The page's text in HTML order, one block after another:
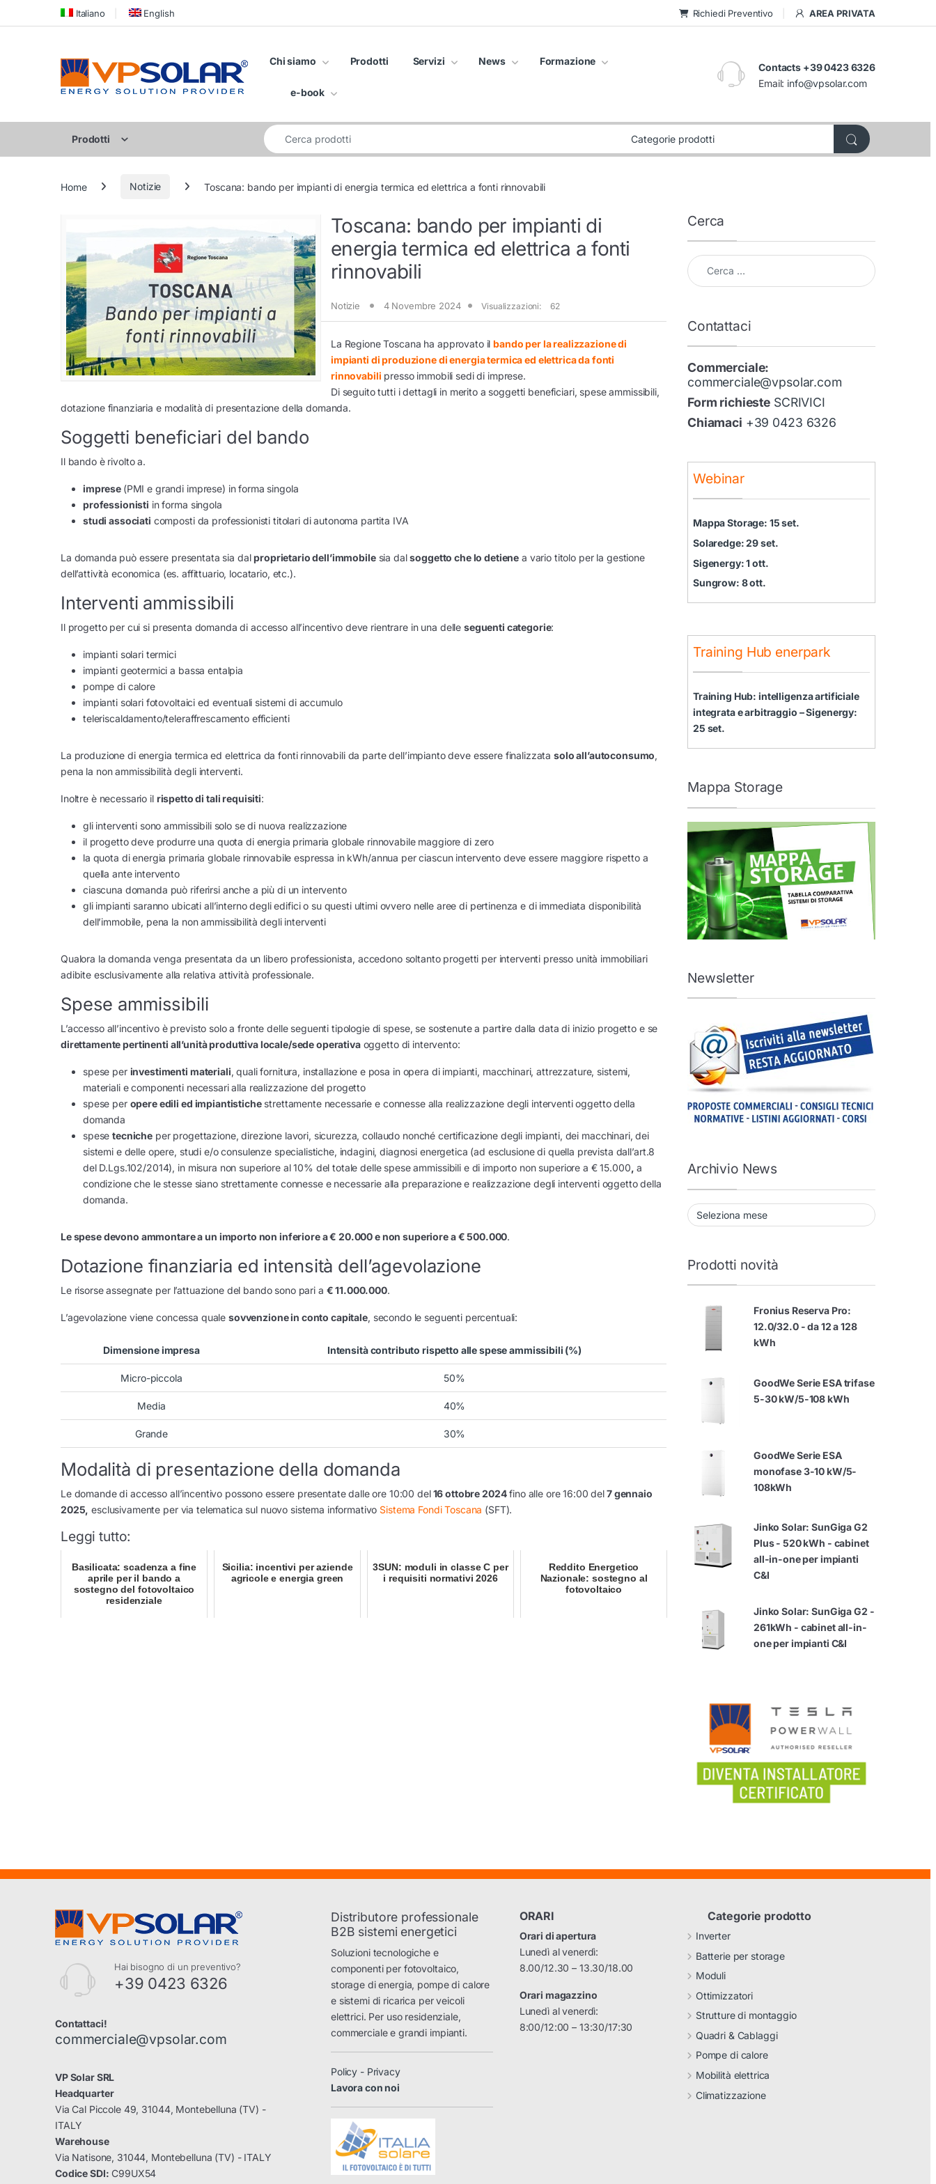
Skip to navigation
Skip to content Italiano English Richiedi Preventivo AREA PRIVATA
Chi siamo Prodotti Servizi News Formazione
e-book
Contacts +39 0423 6326
Email: info@vpsolar.com
Prodotti
Cerca per:
Home Notizie Toscana: bando per impianti di energia termica ed elettrica a fonti rinnovabili
Toscana: bando per impianti di
energia termica ed elettrica a fonti
rinnovabili
Notizie 4 Novembre 2024 Visualizzazioni: 62
La Regione Toscana ha approvato ilbando per la realizzazione di
impianti di produzione di energia termica ed elettrica da fonti
rinnovabili presso immobili sedi di imprese.
Di seguito tutti i dettagli in merito a soggetti beneficiari, spese ammissibili,
dotazione finanziaria e modalità di presentazione della domanda.
Soggetti beneficiari del bando
Il bando è rivolto a.
imprese (PMI e grandi imprese) in forma singola
professionisti in forma singola
studi associati composti da professionisti titolari di autonoma partita IVA
La domanda può essere presentata sia dalproprietario dell’immobilesia dalsoggetto che lo detiene a vario titolo per la gestione
dell’attività economica (es. affittuario, locatario, etc.).
Interventi ammissibili
Il progetto per cui si presenta domanda di accesso all’incentivo deve rientrare in una delle seguenti categorie:
impianti solari termici
impianti geotermici a bassa entalpia
pompe di calore
impianti solari fotovoltaici ed eventuali sistemi di accumulo
teleriscaldamento/teleraffrescamento efficienti
La produzione di energia termica ed elettrica da fonti rinnovabili da parte dell’impianto deve essere finalizzatasolo all’autoconsumo,
pena la non ammissibilità degli interventi.
Inoltre è necessario il rispetto di tali requisiti:
gli interventi sono ammissibili solo se di nuova realizzazione
il progetto deve produrre una quota di energia primaria globale rinnovabile maggiore di zero
la quota di energia primaria globale rinnovabile espressa in kWh/annua per ciascun intervento deve essere maggiore rispetto a
quella ante intervento
ciascuna domanda può riferirsi anche a più di un intervento
gli impianti saranno ubicati all’interno degli edifici o su questi ultimi ovvero nelle aree di pertinenza e di immediata disponibilità
dell’immobile, pena la non ammissibilità degli interventi
Qualora la domanda venga presentata da un libero professionista, accedono soltanto progetti per interventi presso unità immobiliari
adibite esclusivamente alla relativa attività professionale.
Spese ammissibili
L’accesso all’incentivo è previsto solo a fronte delle seguenti tipologie di spese, se sostenute a partire dalla data di inizio progetto e se
direttamente pertinenti all’unità produttiva locale/sede operativaoggetto di intervento:
spese per investimenti materiali, quali fornitura, installazione e posa in opera di impianti, macchinari, attrezzature, sistemi,
materiali e componenti necessari alla realizzazione del progetto
spese per opere edili ed impiantistichestrettamente necessarie e connesse alla realizzazione degli interventi oggetto della
domanda
spesetecniche per progettazione, direzione lavori, sicurezza, collaudo nonché certificazione degli impianti, dei macchinari, dei
sistemi e delle opere, studi e/o consulenze specialistiche, indagini, diagnosi energetica (ad esclusione di quella prevista dall’art.8
del D.Lgs.102/2014), in misura non superiore al 10% del totale delle spese ammissibili e di importo non superiore a € 15.000, a
condizione che le stesse siano strettamente connesse e necessarie alla preparazione e realizzazione degli interventi oggetto della
domanda.
Le spese devono ammontare a un importo non inferiore a € 20.000 e non superiore a € 500.000.
Dotazione finanziaria ed intensità dell’agevolazione
Le risorse assegnate per l’attuazione del bando sono pari a € 11.000.000.
L’agevolazione viene concessa quale sovvenzione in conto capitale, secondo le seguenti percentuali:
Dimensione impresa Intensità contributo rispetto alle spese ammissibili (%)
Micro-piccola 50%
Media 40%
Grande 30%
Modalità di presentazione della domanda
Le domande di accesso all’incentivo possono essere presentate dalle ore 10:00 del16 ottobre 2024fino alle ore 16:00 del7 gennaio
2025, esclusivamente per via telematica sul nuovo sistema informativo Sistema Fondi Toscana (SFT).
Leggi tutto:
Basilicata: scadenza a fine
aprile per il bando a
sostegno del fotovoltaico
residenziale
Sicilia: incentivi per aziende
agricole e energia green
3SUN: moduli in classe C per
i requisiti normativi 2026
Reddito Energetico
Nazionale: sostegno al
fotovoltaico
Cerca
Cerca per:
Contattaci
Commerciale:
commerciale@vpsolar.com
Form richieste SCRIVICI
Chiamaci +39 0423 6326
Webinar
Mappa Storage: 15 set.
Solaredge: 29 set.
Sigenergy: 1 ott.
Sungrow: 8 ott.
Training Hub enerpark
Training Hub: intelligenza artificiale
integrata e arbitraggio – Sigenergy:
25 set.
Mappa Storage
Newsletter
Archivio News
Archivio News
Prodotti novità
Fronius Reserva Pro:
12.0/32.0 - da 12 a 128
kWh
GoodWe Serie ESA trifase
5-30 kW/5-108 kWh
GoodWe Serie ESA
monofase 3-10 kW/5-
108kWh
Jinko Solar: SunGiga G2
Plus - 520 kWh - cabinet
all-in-one per impianti
C&I
Jinko Solar: SunGiga G2 -
261kWh - cabinet all-in-
one per impianti C&I
Hai bisogno di un preventivo?
+39 0423 6326
Contattaci!
commerciale@vpsolar.com
VP Solar SRL
Headquarter
Via Cal Piccole 49, 31044, Montebelluna (TV) -
ITALY
Warehouse
Via Natisone, 31044, Montebelluna (TV) - ITALY
Codice SDI: C99UX54
Distributore professionale
B2B sistemi energetici
Soluzioni tecnologiche e
componenti per fotovoltaico,
storage di energia, pompe di calore
e sistemi di ricarica per veicoli
elettrici. Per uso residenziale,
commerciale e grandi impianti.
Policy - Privacy
Lavora con noi
ORARI
Orari di apertura
Lunedì al venerdì:
8.00/12.30 – 13.30/18.00
Orari magazzino
Lunedì al venerdì:
8:00/12:00 – 13:30/17:30
Categorie prodotto
Inverter
Batterie per storage
Moduli
Ottimizzatori
Strutture di montaggio
Quadri & Cablaggi
Pompe di calore
Mobilità elettrica
Climatizzazione